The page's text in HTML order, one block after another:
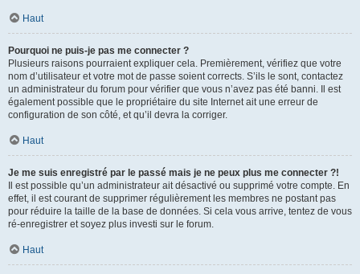
Haut
Pourquoi ne puis-je pas me connecter ?
Plusieurs raisons pourraient expliquer cela. Premièrement, vérifiez que votre
nom d’utilisateur et votre mot de passe soient corrects. S’ils le sont, contactez
un administrateur du forum pour vérifier que vous n’avez pas été banni. Il est
également possible que le propriétaire du site Internet ait une erreur de
configuration de son côté, et qu’il devra la corriger.
Haut
Je me suis enregistré par le passé mais je ne peux plus me connecter ?!
Il est possible qu’un administrateur ait désactivé ou supprimé votre compte. En
effet, il est courant de supprimer régulièrement les membres ne postant pas
pour réduire la taille de la base de données. Si cela vous arrive, tentez de vous
ré-enregistrer et soyez plus investi sur le forum.
Haut